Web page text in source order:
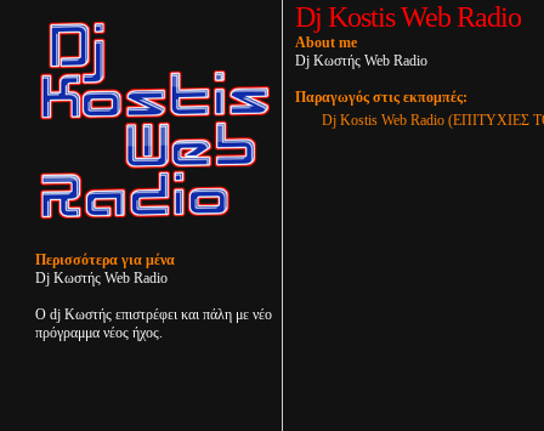
Περισσότερα για μένα
Dj Κωστής Web Radio
Ο dj Κωστής επιστρέφει και πάλη με νέο
πρόγραμμα νέος ήχος.
Dj Kostis Web Radio
About me
Dj Κωστής Web Radio
Παραγωγός στις εκπομπές:
Dj Kostis Web Radio